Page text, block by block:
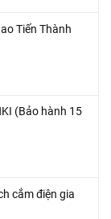
Tiến Thành
(Bảo hành 15
cắm điện gia